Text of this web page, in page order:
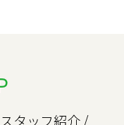
タッフ紹介/